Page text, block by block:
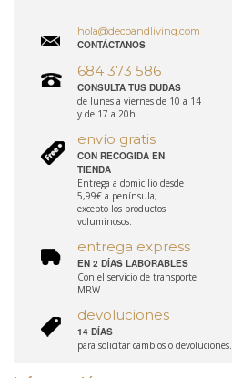
hola@decoandliving.com
CONTÁCTANOS
684 373 586
CONSULTA TUS DUDAS
de lunes a viernes de 10 a 14
y de 17 a 20h.
envío gratis
CON RECOGIDA EN
TIENDA
Entrega a domicilio desde
5,99€ a península,
excepto los productos
voluminosos.
entrega express
EN 2 DÍAS LABORABLES
Con el servicio de transporte
MRW
devoluciones
14 DÍAS
para solicitar cambios o devoluciones.